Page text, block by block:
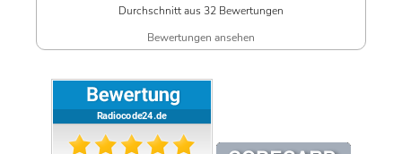
Durchschnitt aus 32 Bewertungen
Bewertungen ansehen